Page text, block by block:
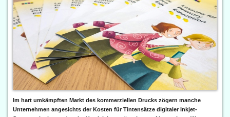
Im hart umkämpften Markt des kommerziellen Drucks zögern manche
Unternehmen angesichts der Kosten für Tintensätze digitaler Inkjet-